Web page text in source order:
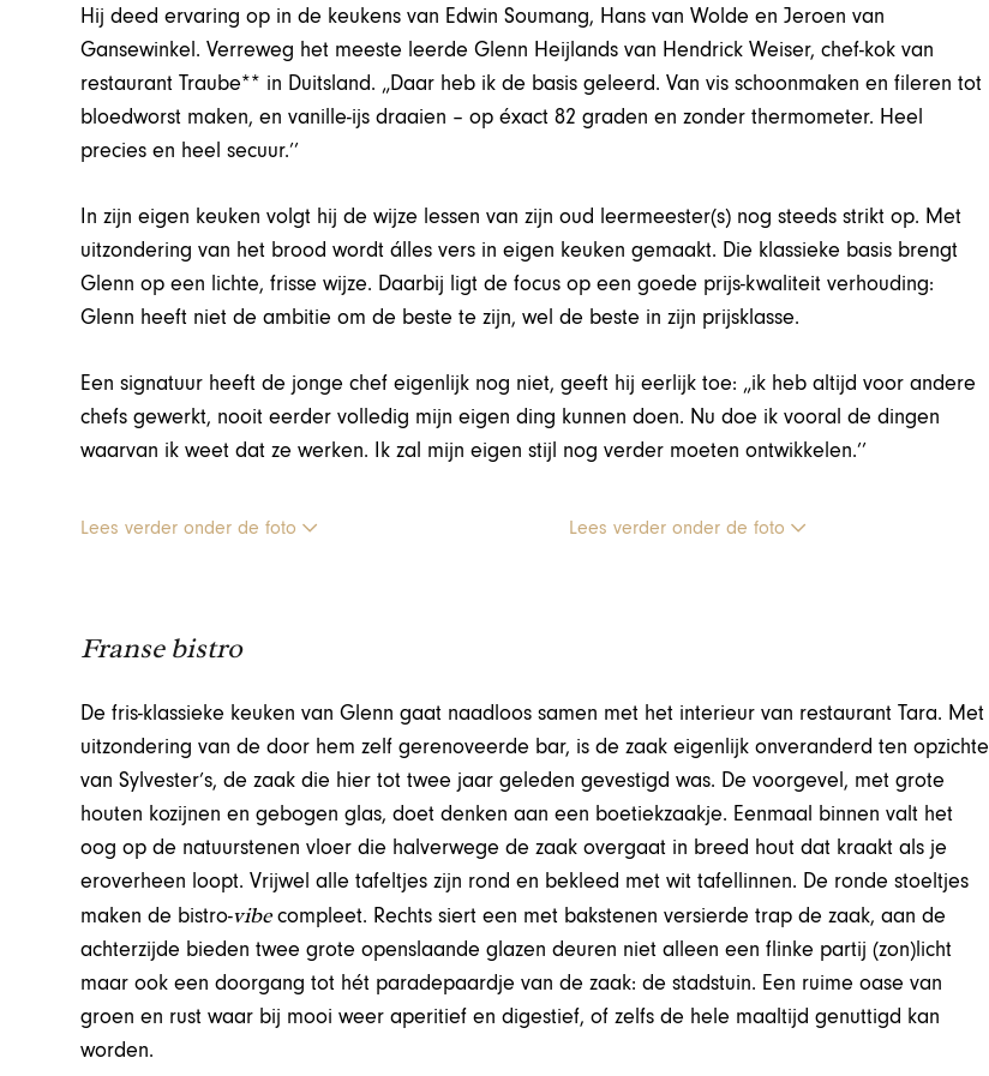
Hij deed ervaring op in de keukens van Edwin Soumang, Hans van Wolde en Jeroen van
Gansewinkel. Verreweg het meeste leerde Glenn Heijlands van Hendrick Weiser, chef-kok van
restaurant Traube** in Duitsland. „Daar heb ik de basis geleerd. Van vis schoonmaken en fileren tot
bloedworst maken, en vanille-ijs draaien – op éxact 82 graden en zonder thermometer. Heel
precies en heel secuur.’’
In zijn eigen keuken volgt hij de wijze lessen van zijn oud leermeester(s) nog steeds strikt op. Met
uitzondering van het brood wordt álles vers in eigen keuken gemaakt. Die klassieke basis brengt
Glenn op een lichte, frisse wijze. Daarbij ligt de focus op een goede prijs-kwaliteit verhouding:
Glenn heeft niet de ambitie om de beste te zijn, wel de beste in zijn prijsklasse.
Een signatuur heeft de jonge chef eigenlijk nog niet, geeft hij eerlijk toe: „ik heb altijd voor andere
chefs gewerkt, nooit eerder volledig mijn eigen ding kunnen doen. Nu doe ik vooral de dingen
waarvan ik weet dat ze werken. Ik zal mijn eigen stijl nog verder moeten ontwikkelen.’’
Lees verder onder de foto Lees verder onder de foto
Franse bistro
De fris-klassieke keuken van Glenn gaat naadloos samen met het interieur van restaurant Tara. Met
uitzondering van de door hem zelf gerenoveerde bar, is de zaak eigenlijk onveranderd ten opzichte
van Sylvester’s, de zaak die hier tot twee jaar geleden gevestigd was. De voorgevel, met grote
houten kozijnen en gebogen glas, doet denken aan een boetiekzaakje. Eenmaal binnen valt het
oog op de natuurstenen vloer die halverwege de zaak overgaat in breed hout dat kraakt als je
eroverheen loopt. Vrijwel alle tafeltjes zijn rond en bekleed met wit tafellinnen. De ronde stoeltjes
maken de bistro-vibecompleet. Rechts siert een met bakstenen versierde trap de zaak, aan de
achterzijde bieden twee grote openslaande glazen deuren niet alleen een flinke partij (zon)licht
maar ook een doorgang tot hét paradepaardje van de zaak: de stadstuin. Een ruime oase van
groen en rust waar bij mooi weer aperitief en digestief, of zelfs de hele maaltijd genuttigd kan
worden.